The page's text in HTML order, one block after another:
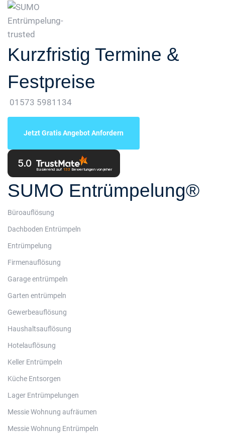
Kurzfristig Termine &
Festpreise
01573 5981134
Jetzt Gratis Angebot Anfordern
5.0
Basierend auf 133 Bewertungen von jeher
SUMO Entrümpelung®
Büroauflösung
Dachboden Entrümpeln
Entrümpelung
Firmenauflösung
Garage entrümpeln
Garten entrümpeln
Gewerbeauflösung
Haushaltsauflösung
Hotelauflösung
Keller Entrümpeln
Küche Entsorgen
Lager Entrümpelungen
Messie Wohnung aufräumen
Messie Wohnung Entrümpeln